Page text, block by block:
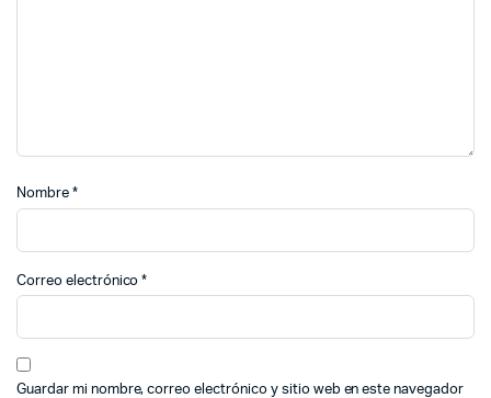
Nombre *
Correo electrónico*
Guardar mi nombre, correo electrónico y sitio web en este navegador